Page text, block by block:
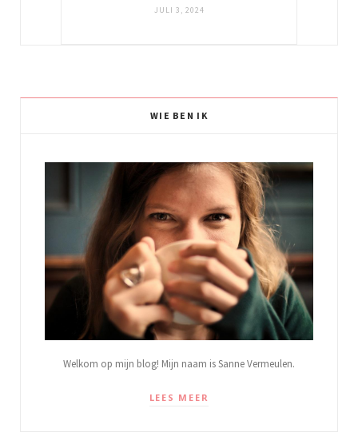
JULI 3, 2024
WIE BEN IK
Welkom op mijn blog! Mijn naam is Sanne Vermeulen.
LEES MEER